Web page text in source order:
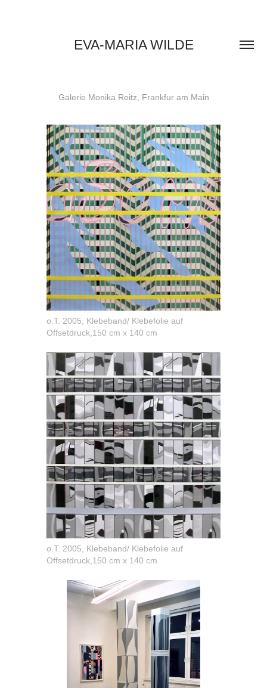
EVA-MARIA WILDE
Galerie Monika Reitz, Frankfur am Main
o.T. 2005, Klebeband/ Klebefolie auf
Offsetdruck,150 cm x 140 cm
o.T. 2005, Klebeband/ Klebefolie auf
Offsetdruck,150 cm x 140 cm